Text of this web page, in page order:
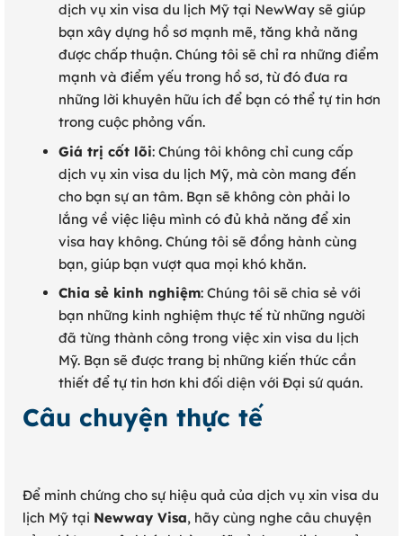
dịch vụ xin visa du lịch Mỹ tại NewWay sẽ giúp
bạn xây dựng hồ sơ mạnh mẽ, tăng khả năng
được chấp thuận. Chúng tôi sẽ chỉ ra những điểm
mạnh và điểm yếu trong hồ sơ, từ đó đưa ra
những lời khuyên hữu ích để bạn có thể tự tin hơn
trong cuộc phỏng vấn.
Giá trị cốt lõi: Chúng tôi không chỉ cung cấp
dịch vụ xin visa du lịch Mỹ, mà còn mang đến
cho bạn sự an tâm. Bạn sẽ không còn phải lo
lắng về việc liệu mình có đủ khả năng để xin
visa hay không. Chúng tôi sẽ đồng hành cùng
bạn, giúp bạn vượt qua mọi khó khăn.
Chia sẻ kinh nghiệm: Chúng tôi sẽ chia sẻ với
bạn những kinh nghiệm thực tế từ những người
đã từng thành công trong việc xin visa du lịch
Mỹ. Bạn sẽ được trang bị những kiến thức cần
thiết để tự tin hơn khi đối diện với Đại sứ quán.
Câu chuyện thực tế
Để minh chứng cho sự hiệu quả của dịch vụ xin visa du
lịch Mỹ tại Newway Visa, hãy cùng nghe câu chuyện